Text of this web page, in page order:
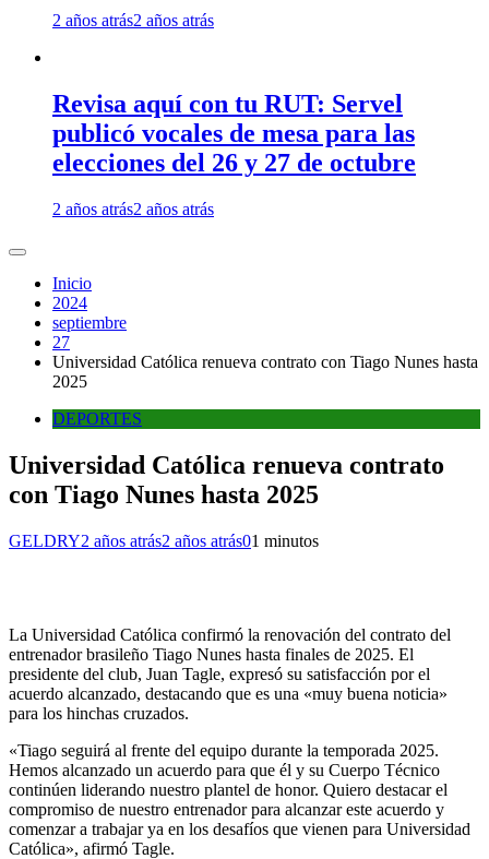
2 años atrás2 años atrás
Revisa aquí con tu RUT: Servel
publicó vocales de mesa para las
elecciones del 26 y 27 de octubre
2 años atrás2 años atrás
Inicio
2024
septiembre
27
Universidad Católica renueva contrato con Tiago Nunes hasta
2025
DEPORTES
Universidad Católica renueva contrato
con Tiago Nunes hasta 2025
GELDRY2 años atrás2 años atrás01 minutos
La Universidad Católica confirmó la renovación del contrato del
entrenador brasileño Tiago Nunes hasta finales de 2025. El
presidente del club, Juan Tagle, expresó su satisfacción por el
acuerdo alcanzado, destacando que es una «muy buena noticia»
para los hinchas cruzados.
«Tiago seguirá al frente del equipo durante la temporada 2025.
Hemos alcanzado un acuerdo para que él y su Cuerpo Técnico
continúen liderando nuestro plantel de honor. Quiero destacar el
compromiso de nuestro entrenador para alcanzar este acuerdo y
comenzar a trabajar ya en los desafíos que vienen para Universidad
Católica», afirmó Tagle.